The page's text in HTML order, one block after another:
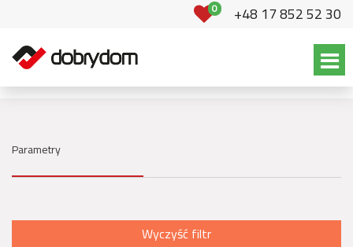
0 +48 17 852 52 30
Parametry
Wyczyść filtr